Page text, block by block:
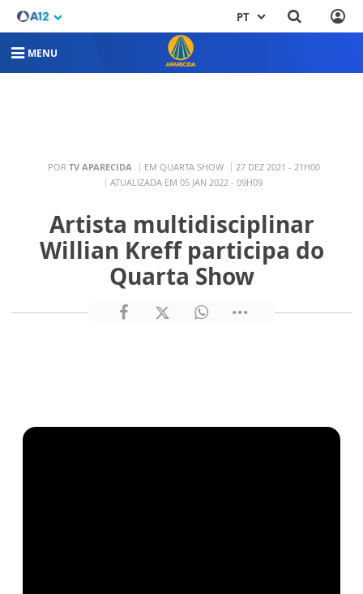
PT
MENU
POR TV APARECIDA EM QUARTA SHOW
27 DEZ 2021 - 21H00
ATUALIZADA EM 05 JAN 2022 - 09H09
Artista multidisciplinar
Willian Kreff participa do
Quarta Show